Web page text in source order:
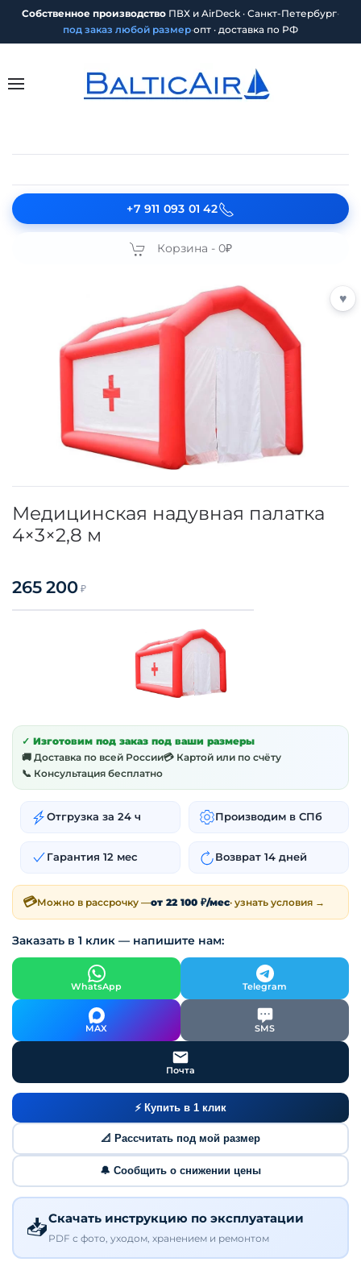
Собственное производство ПВХ и AirDeck · Санкт-Петербург·
под заказ любой размер·опт · доставка по РФ
+7 911 093 01 42
Корзина - 0₽
Медицинская надувная палатка
4×3×2,8 м
265 200 ₽
✓ Изготовим под заказ под ваши размеры
🚚 Доставка по всей России💳 Картой или по счёту
📞 Консультация бесплатно
Отгрузка за 24 ч Производим в СПб
Гарантия 12 мес Возврат 14 дней
💳Можно в рассрочку —от 22 100 ₽/мес· узнать условия →
Заказать в 1 клик — напишите нам:
WhatsApp Telegram
MAX SMS
Почта
⚡ Купить в 1 клик
📐 Рассчитать под мой размер
🔔 Сообщить о снижении цены
📥Скачать инструкцию по эксплуатации
PDF с фото, уходом, хранением и ремонтом
♥